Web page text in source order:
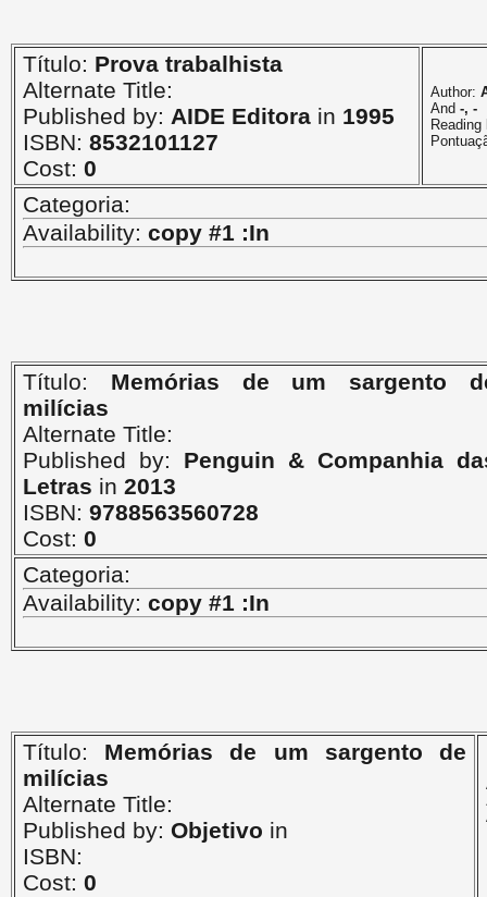
Título: Prova trabalhista
Alternate Title:
Published by: AIDE Editora in 1995
ISBN: 8532101127
Cost: 0
Author:
And -, -
Categoria:
Availability: copy #1 :In
Título: Memórias de um sargento
milícias
Alternate Title:
Published by: Penguin & Companhia
Letras in 2013
ISBN: 9788563560728
Cost: 0
Categoria:
Availability: copy #1 :In
Título: Memórias de um sargento de
milícias
Alternate Title:
Published by: Objetivo in
ISBN:
Cost: 0